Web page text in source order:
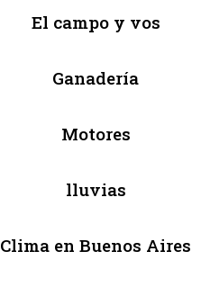
El campo y vos
Ganadería
Motores
lluvias
Clima en Buenos Aires